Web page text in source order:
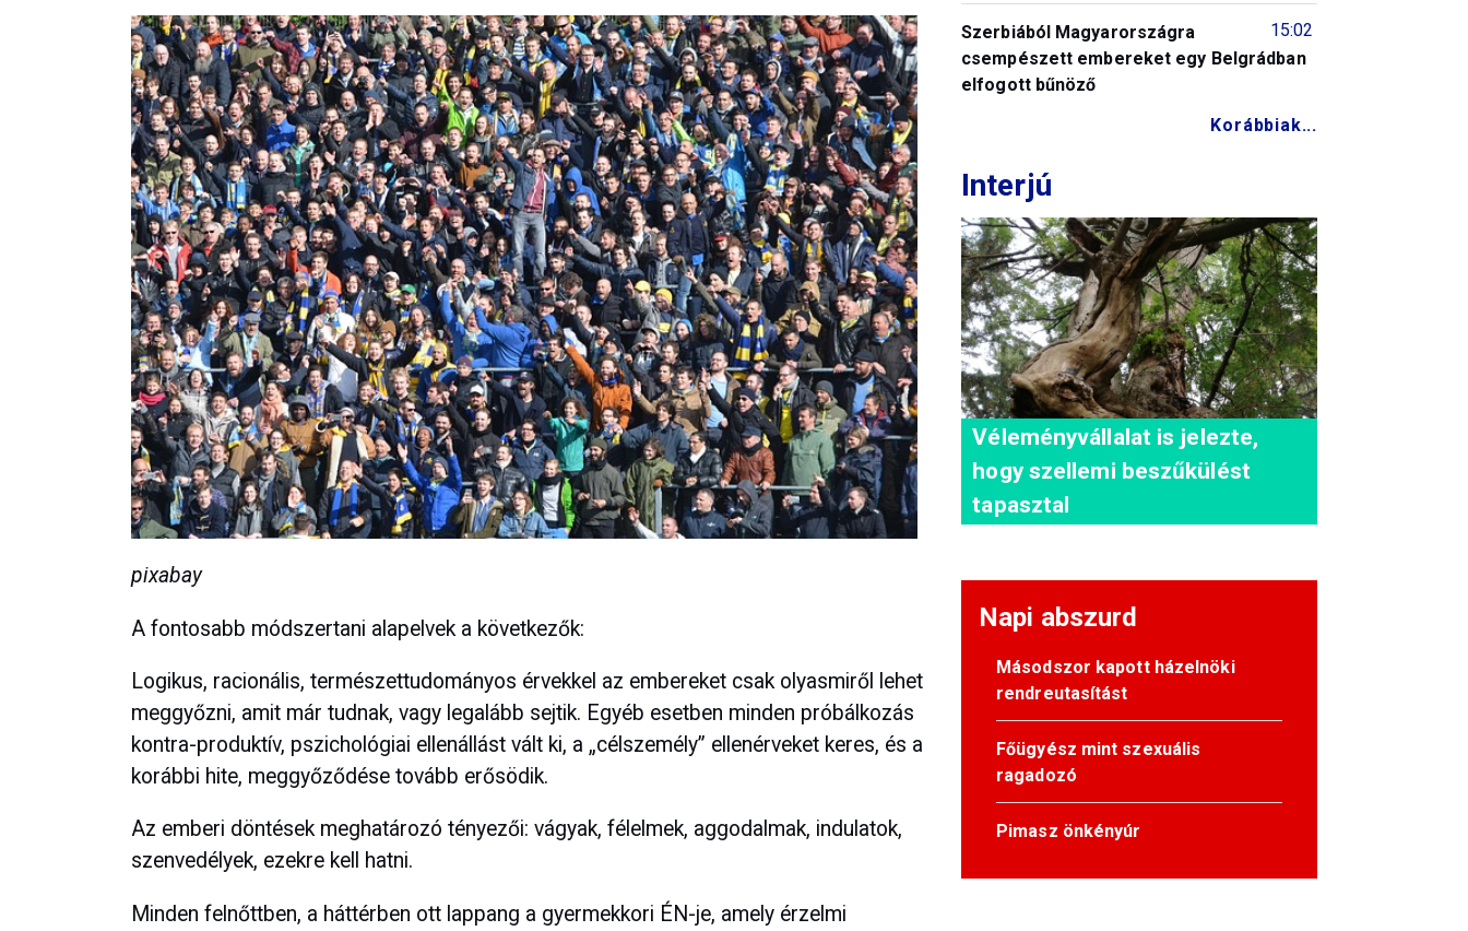
pixabay
A fontosabb módszertani alapelvek a következők:
Logikus, racionális, természettudományos érvekkel az embereket csak olyasmiről lehet
meggyőzni, amit már tudnak, vagy legalább sejtik. Egyéb esetben minden próbálkozás
kontra-produktív, pszichológiai ellenállást vált ki, a „célszemély” ellenérveket keres, és a
korábbi hite, meggyőződése tovább erősödik.
Az emberi döntések meghatározó tényezői: vágyak, félelmek, aggodalmak, indulatok,
szenvedélyek, ezekre kell hatni.
Minden felnőttben, a háttérben ott lappang a gyermekkori ÉN-je, amely érzelmi
15:02
Szerbiából Magyarországra
csempészett embereket egy Belgrádban
elfogott bűnöző
Korábbiak...
Interjú
Véleményvállalat is jelezte,
hogy szellemi beszűkülést
tapasztal
Napi abszurd
Másodszor kapott házelnöki
rendreutasítást
Főügyész mint szexuális
ragadozó
Pimasz önkényúr